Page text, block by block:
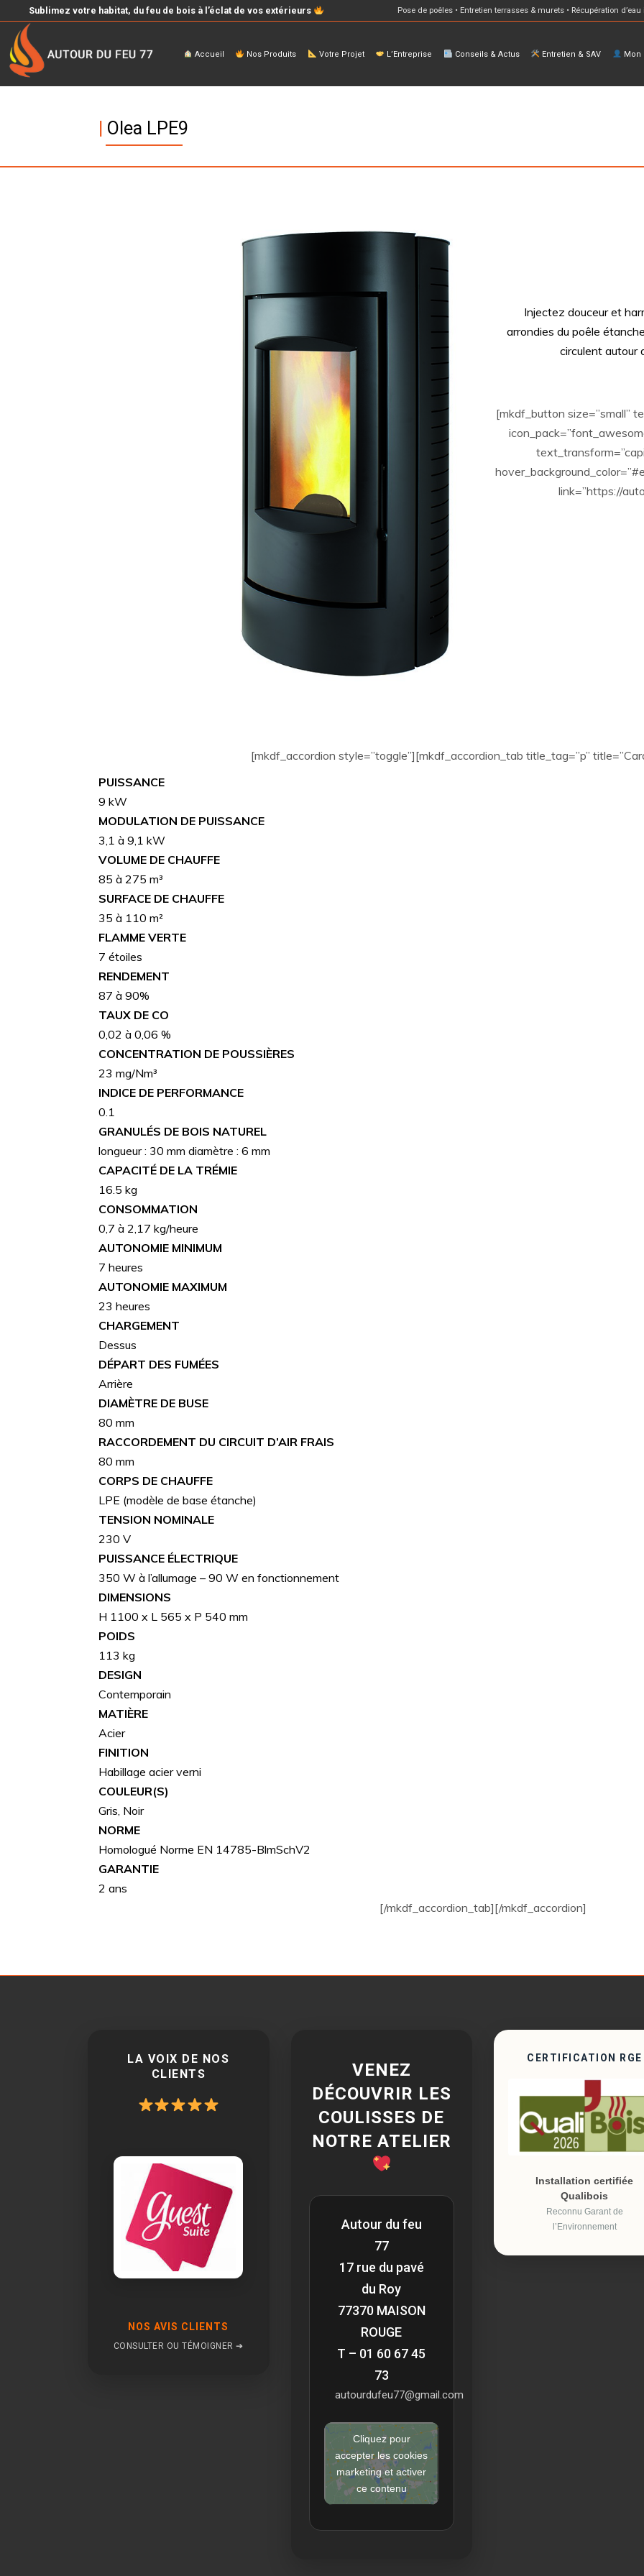
Sublimez votre habitat, du feu de bois à l’éclat de vos extérieurs Pose de poêles • Entretien terrasses & murets • Récupération
Accueil Nos Produits Votre Projet L’Entreprise Conseils & Actus Entretien & SAV Mon
Olea LPE9
Injectez douceur et
arrondies du poêle
circulent autour
[mkdf_button size=”small”
link=”https://
[mkdf_accordion style=”toggle”][mkdf_accordion_tab title_tag=”p”
PUISSANCE
9 kW
MODULATION DE PUISSANCE
3,1 à 9,1 kW
VOLUME DE CHAUFFE
85 à 275 m³
SURFACE DE CHAUFFE
35 à 110 m²
FLAMME VERTE
7 étoiles
RENDEMENT
87 à 90%
TAUX DE CO
0,02 à 0,06 %
CONCENTRATION DE POUSSIÈRES
23 mg/Nm³
INDICE DE PERFORMANCE
0.1
GRANULÉS DE BOIS NATUREL
longueur : 30 mm diamètre : 6 mm
CAPACITÉ DE LA TRÉMIE
16.5 kg
CONSOMMATION
0,7 à 2,17 kg/heure
AUTONOMIE MINIMUM
7 heures
AUTONOMIE MAXIMUM
23 heures
CHARGEMENT
Dessus
DÉPART DES FUMÉES
Arrière
DIAMÈTRE DE BUSE
80 mm
RACCORDEMENT DU CIRCUIT D’AIR FRAIS
80 mm
CORPS DE CHAUFFE
LPE (modèle de base étanche)
TENSION NOMINALE
230 V
PUISSANCE ÉLECTRIQUE
350 W à l’allumage – 90 W en fonctionnement
DIMENSIONS
H 1100 x L 565 x P 540 mm
POIDS
113 kg
DESIGN
Contemporain
MATIÈRE
Acier
FINITION
Habillage acier verni
COULEUR(S)
Gris, Noir
NORME
Homologué Norme EN 14785-BlmSchV2
GARANTIE
2 ans
[/mkdf_accordion_tab][/mkdf_accordion]
LA VOIX DE NOS
CLIENTS
NOS AVIS CLIENTS
CONSULTER OU TÉMOIGNER ➔
VENEZ
DÉCOUVRIR LES
COULISSES DE
NOTRE ATELIER
Autour du feu
77
17 rue du pavé
du Roy
77370 MAISON
ROUGE
T – 01 60 67 45
73
autourdufeu77@gmail.com
Cliquez pour
accepter les cookies
marketing et activer
ce contenu
CERTIFICATION RGE
Installation certifiée
Qualibois
Reconnu Garant de
l’Environnement